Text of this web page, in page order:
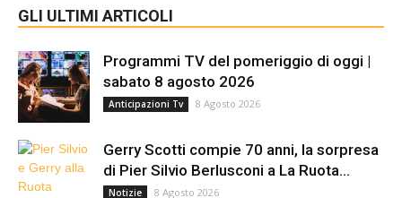
GLI ULTIMI ARTICOLI
Programmi TV del pomeriggio di oggi |
sabato 8 agosto 2026
Anticipazioni Tv 8 Agosto 2026
Gerry Scotti compie 70 anni, la sorpresa
di Pier Silvio Berlusconi a La Ruota...
Notizie 8 Agosto 2026